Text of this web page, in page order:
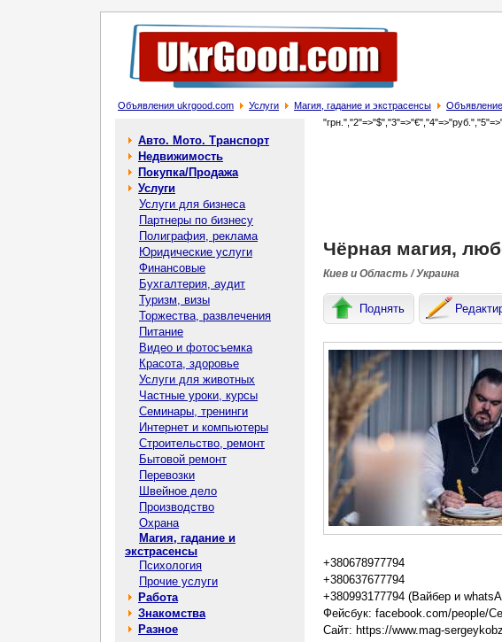
Объявления ukrgood.com Услуги Магия, гадание и экстрасенсы
Авто. Мото. Транспорт
Недвижимость
Покупка/Продажа
Услуги
Услуги для бизнеса
Партнеры по бизнесу
Полиграфия, реклама
Юридические услуги
Финансовые
Бухгалтерия, аудит
Туризм, визы
Торжества, развлечения
Питание
Видео и фотосъемка
Красота, здоровье
Услуги для животных
Частные уроки, курсы
Семинары, тренинги
Интернет и компьютеры
Строительство, ремонт
Бытовой ремонт
Перевозки
Швейное дело
Производство
Охрана
Магия, гадание и
экстрасенсы
Психология
Прочие услуги
Работа
Знакомства
Разное
Чёрная магия,
Киев и Область / Украина
Поднять
+380678977794
+380637677794
+380993177794 (Вайбер и
Фейсбук: facebook.com/people/
Сайт: https://www.mag-